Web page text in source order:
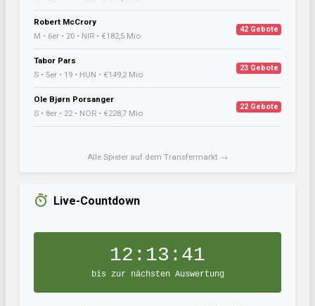
Robert McCrory
M • 6er • 20 • NIR • €182,5 Mio
42 Gebote
Tabor Pars
S • 5er • 19 • HUN • €149,2 Mio
23 Gebote
Ole Bjørn Porsanger
S • 8er • 22 • NOR • €228,7 Mio
22 Gebote
Alle Spieler auf dem Transfermarkt →
Live-Countdown
12:13:40
bis zur nächsten Auswertung